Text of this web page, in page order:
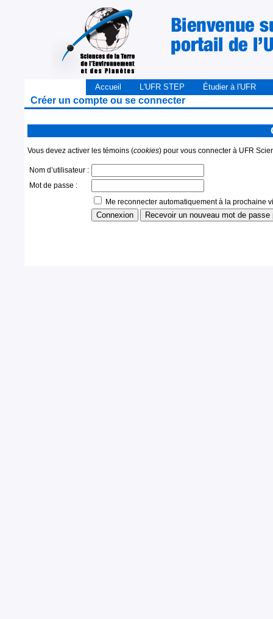
Accueil L'UFR STEP Étudier à l'UFR
Créer un compte ou se connecter
Vous devez activer les témoins (cookies) pour vous connecter à UFR
Nom d’utilisateur :
Mot de passe :
Me reconnecter automatiquement à la prochaine